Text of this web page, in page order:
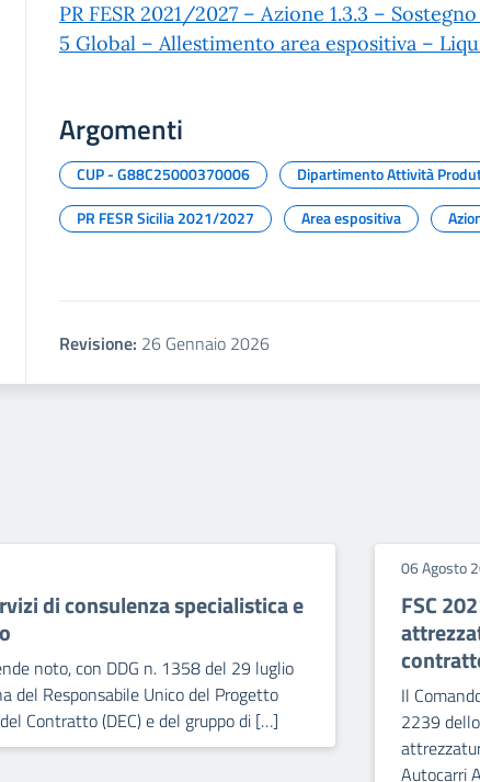
PR FESR 2021/2027 – Azione 1.3.3 –
5 Global – Allestimento area espositiva –
Argomenti
CUP - G88C25000370006 Dipartimento Attività
PR FESR Sicilia 2021/2027
Area espositiva
Revisione: 26 Gennaio 2026
di consulenza specialistica e
noto, con DDG n. 1358 del 29 luglio
del Responsabile Unico del Progetto
Contratto (DEC) e del gruppo di […]
06 Agosto
FSC
Il
2239
Autocarri